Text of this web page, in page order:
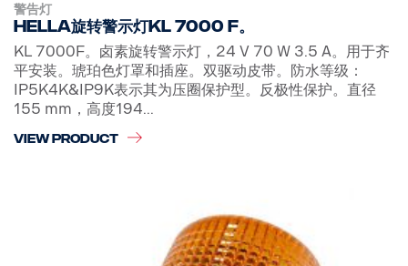
警告灯
Hella旋转警示灯KL 7000 F。
KL 7000F。卤素旋转警示灯，24 V 70 W 3.5 A。用于齐
平安装。琥珀色灯罩和插座。双驱动皮带。防水等级：
IP5K4K&IP9K表示其为压圈保护型。反极性保护。直径
155 mm，高度194...
VIEW PRODUCT